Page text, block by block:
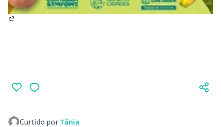
Curtido por Tânia